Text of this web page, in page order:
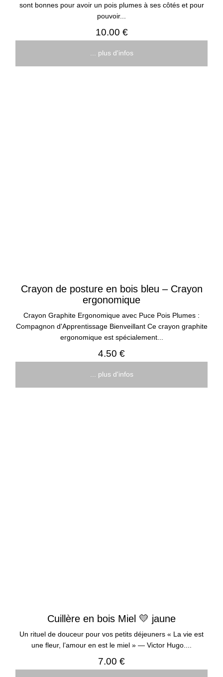
sont bonnes pour avoir un pois plumes à ses côtés et pour
pouvoir...
10.00 €
... plus d'infos
Crayon de posture en bois bleu – Crayon
ergonomique
Crayon Graphite Ergonomique avec Puce Pois Plumes :
Compagnon d'Apprentissage Bienveillant Ce crayon graphite
ergonomique est spécialement...
4.50 €
... plus d'infos
Cuillère en bois Miel 💛 jaune
Un rituel de douceur pour vos petits déjeuners « La vie est
une fleur, l’amour en est le miel » — Victor Hugo....
7.00 €